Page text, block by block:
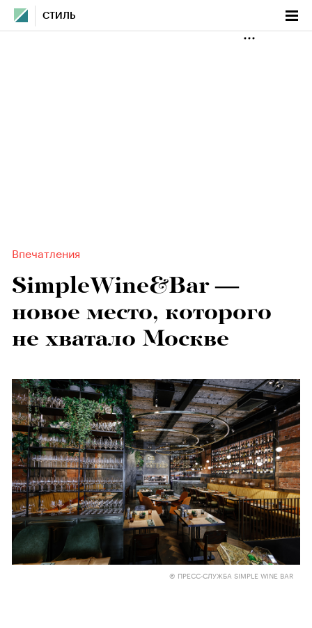
СТИЛЬ
Впечатления
SimpleWine&Bar —
новое место, которого
не хватало Москве
© ПРЕСС-СЛУЖБА SIMPLE WINE BAR